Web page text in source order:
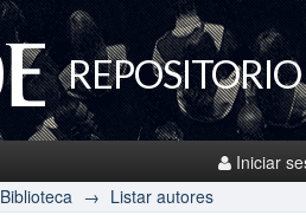
Iniciar
Biblioteca → Listar autores